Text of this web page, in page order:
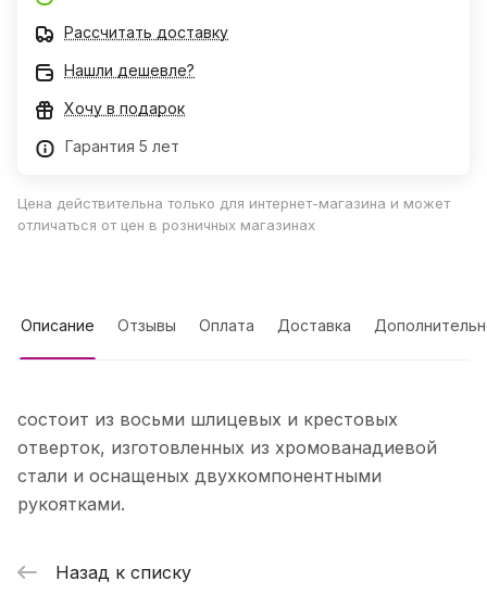
Рассчитать доставку
Нашли дешевле?
Хочу в подарок
Гарантия 5 лет
Цена действительна только для интернет-магазина и может
отличаться от цен в розничных магазинах
Описание Отзывы Оплата Доставка
состоит из восьми шлицевых и крестовых
отверток, изготовленных из хромованадиевой
стали и оснащеных двухкомпонентными
рукоятками.
Назад к списку